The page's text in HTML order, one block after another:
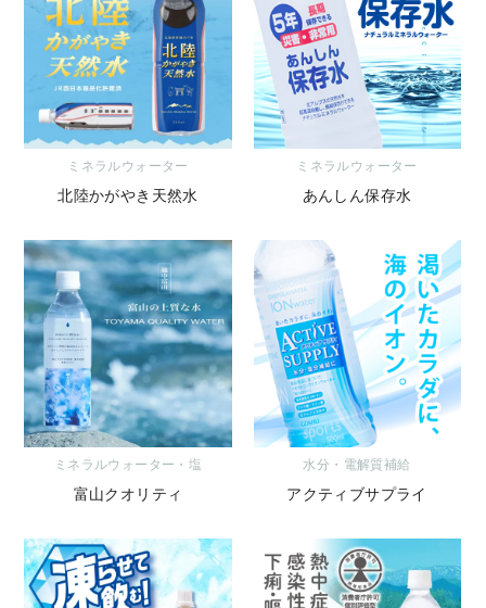
ミネラルウォーター
北陸かがやき天然水
ミネラルウォーター
あんしん保存水
ミネラルウォーター・塩
富山クオリティ
水分・電解質補給
アクティブサプライ